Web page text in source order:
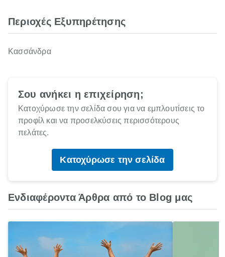
Περιοχές Εξυπηρέτησης
Κασσάνδρα
Σου ανήκει η επιχείρηση;
Κατοχύρωσε την σελίδα σου για να εμπλουτίσεις το
προφίλ και να προσελκύσεις περισσότερους
πελάτες.
Κατοχύρωσε την σελίδα
Ενδιαφέροντα Άρθρα από το Blog μας